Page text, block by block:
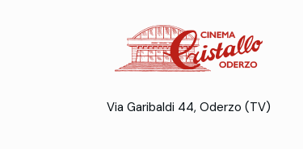
Via Garibaldi 44, Oderzo (TV)